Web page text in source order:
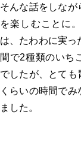
そんな話をしなが
を楽しむことに
は、たわわに実っ
間で2種類のいち
でしたが、とても
くらいの時間で
ました。